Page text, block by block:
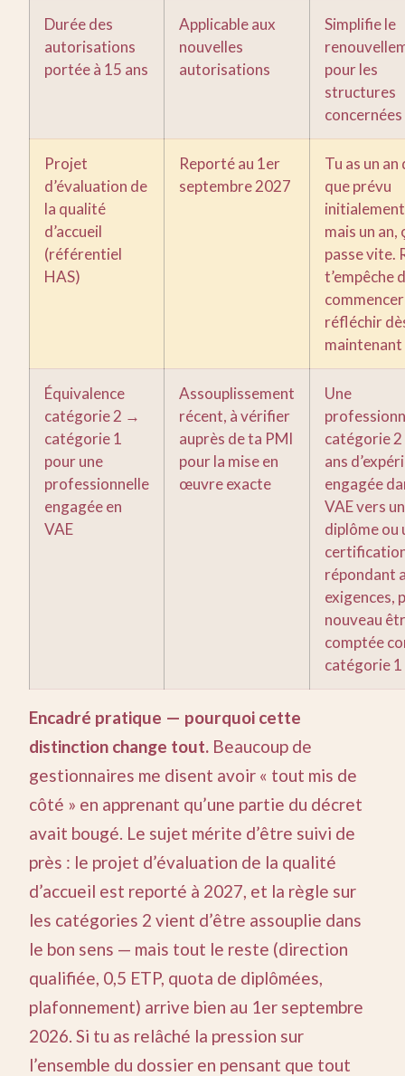
Durée des
autorisations
portée à 15 ans
Applicable aux
nouvelles
autorisations
Simplifie le
pour les
structures
concernées
Projet
d’évaluation de
la qualité
d’accueil
(référentiel
HAS)
Reporté au 1er
septembre 2027
Tu as un an
que prévu
mais un an,
passe vite.
t’empêche
réfléchir
maintenant
Équivalence
catégorie 2 →
catégorie 1
pour une
professionnelle
engagée en
VAE
Assouplissement
récent, à vérifier
auprès de ta PMI
pour la mise en
œuvre exacte
Une
catégorie 2
ans
engagée
VAE vers un
diplôme ou
répondant
exigences,
nouveau
comptée
catégorie 1
Encadré pratique — pourquoi cette
distinction change tout. Beaucoup de
gestionnaires me disent avoir « tout mis de
côté » en apprenant qu’une partie du décret
avait bougé. Le sujet mérite d’être suivi de
près : le projet d’évaluation de la qualité
d’accueil est reporté à 2027, et la règle sur
les catégories 2 vient d’être assouplie dans
le bon sens — mais tout le reste (direction
qualifiée, 0,5 ETP, quota de diplômées,
plafonnement) arrive bien au 1er septembre
2026. Si tu as relâché la pression sur
l’ensemble du dossier en pensant que tout